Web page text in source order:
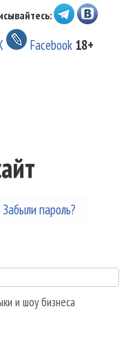
Facebook 18+
вкладка)
Забыли пароль?
и шоу бизнеса